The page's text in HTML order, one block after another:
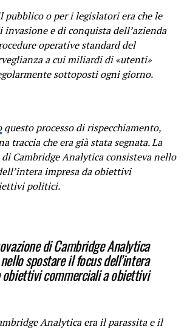
pubblico o per i legislatori era che le
invasione e di conquista dell’azienda
operative standard del
a cui miliardi di «utenti»
sottoposti ogni giorno.
questo processo di rispecchiamento,
traccia che era già stata segnata. La
Cambridge Analytica consisteva nello
impresa da obiettivi
politici.
di Cambridge Analytica
spostare il focus dell’intera
obiettivi commerciali a obiettivi
Analytica era il parassita e il